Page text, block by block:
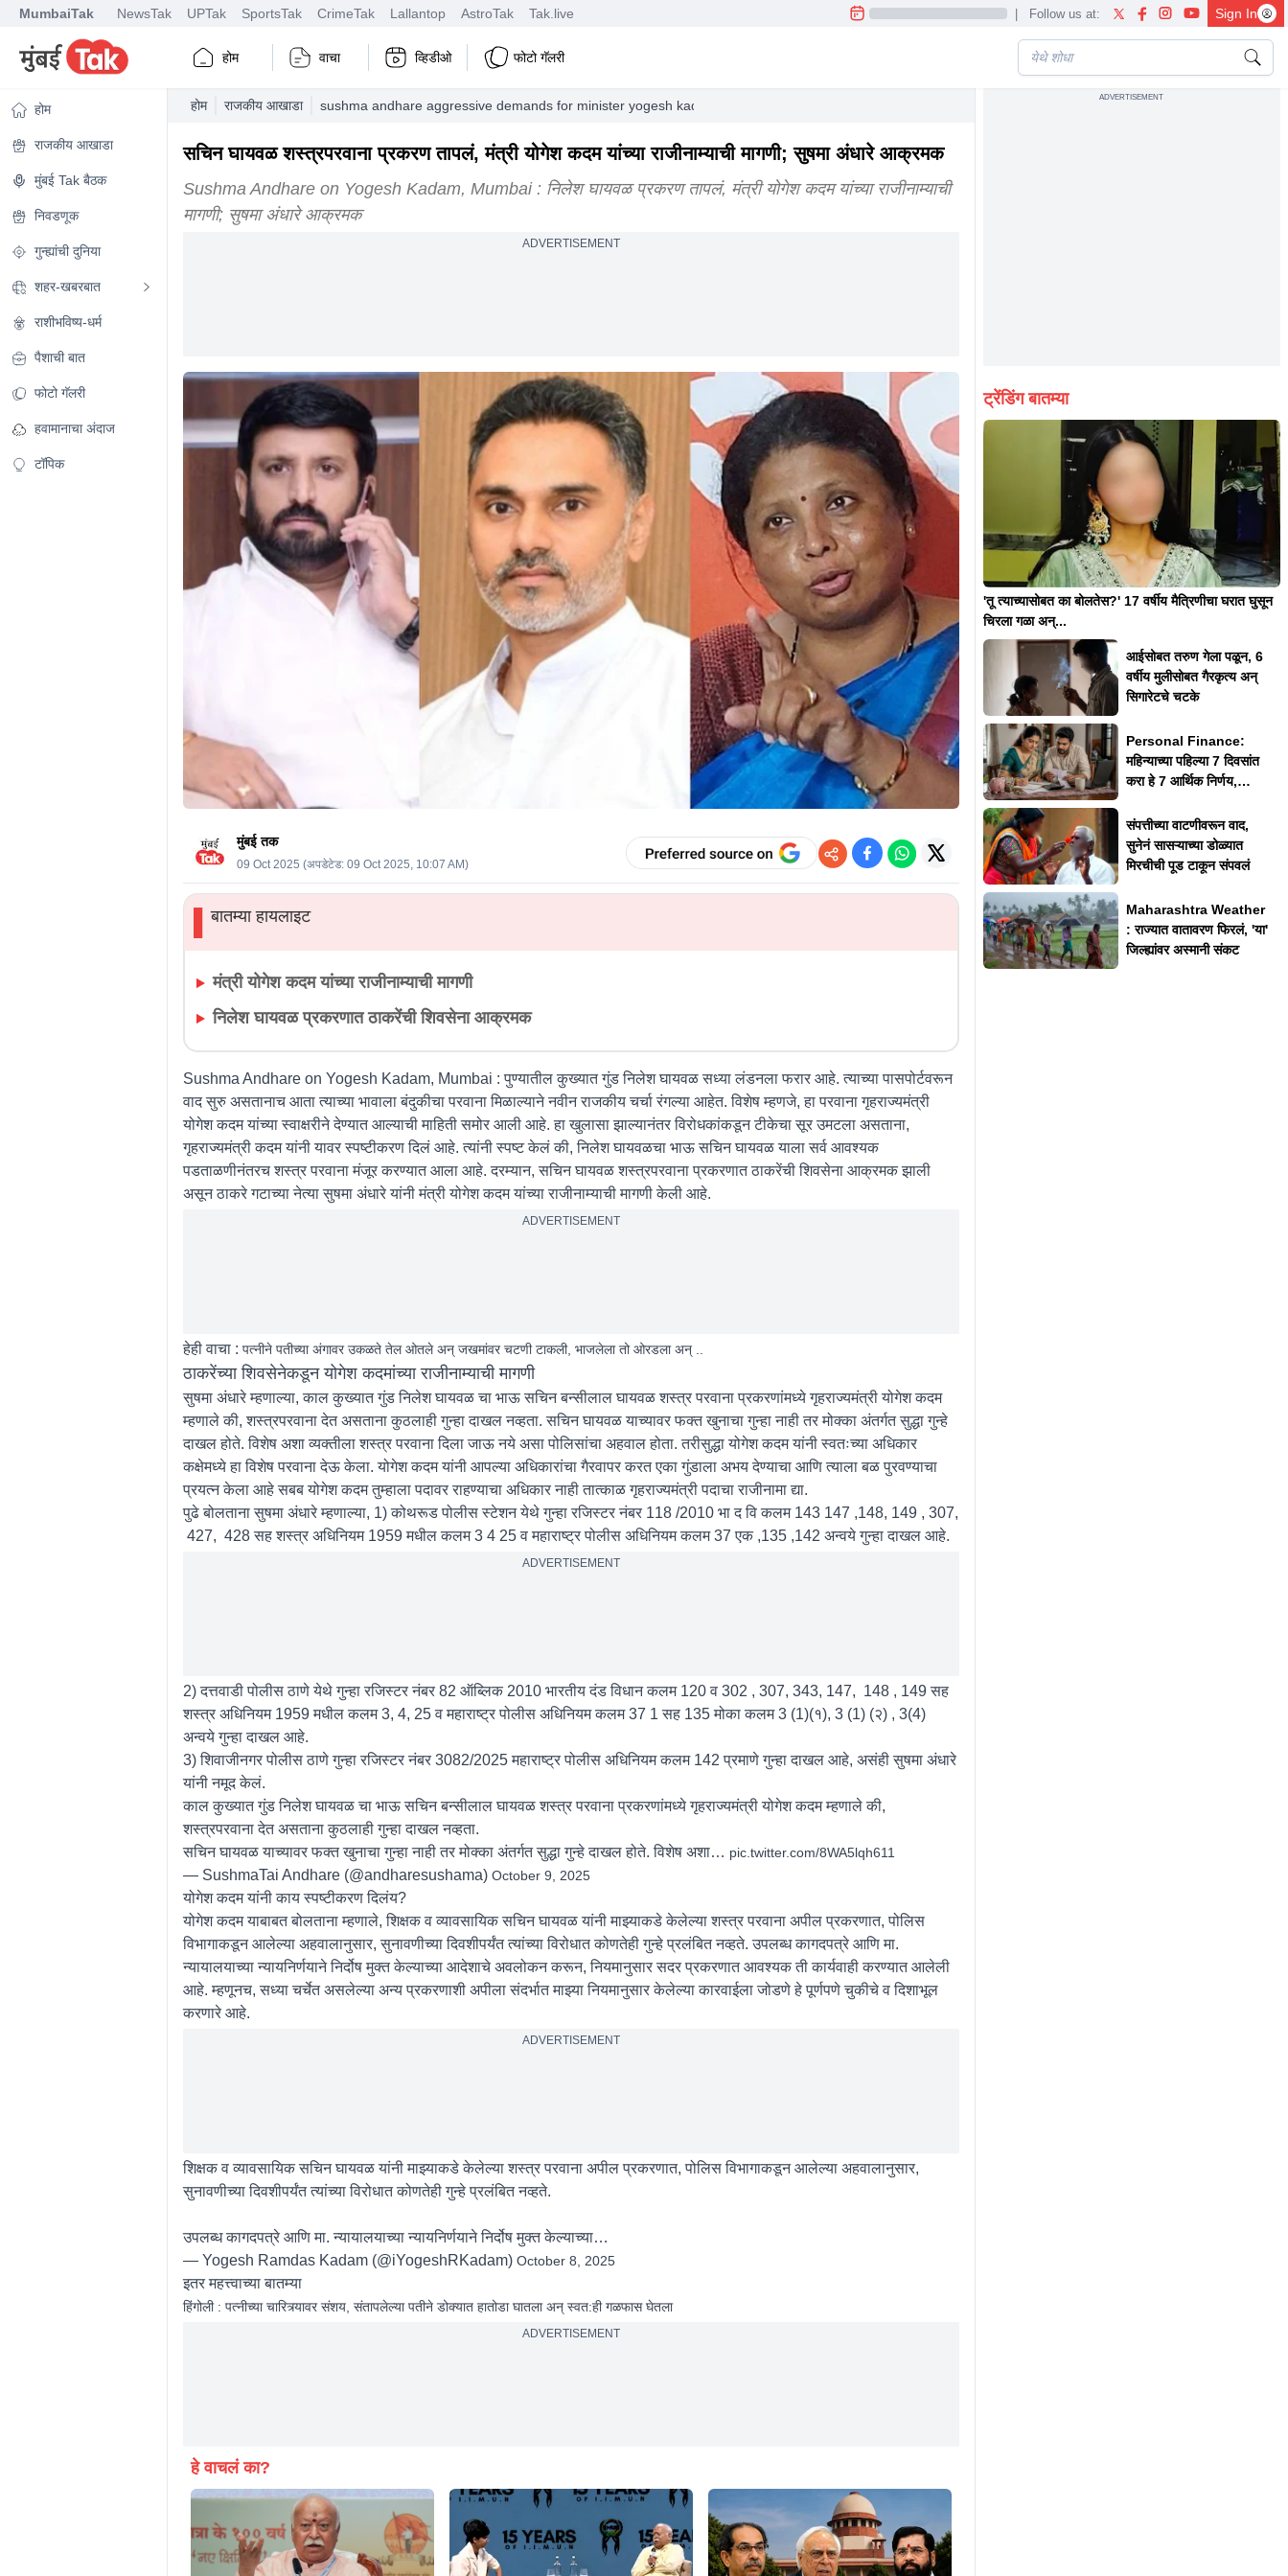
MumbaiTak NewsTak UPTak SportsTak CrimeTak Lallantop AstroTak Tak.live | Follow us at: Sign In
होम वाचा व्हिडीओ फोटो गॅलरी
होम
राजकीय आखाडा
मुंबई Tak बैठक
निवडणूक
गुन्ह्यांची दुनिया
शहर-खबरबात
राशीभविष्य-धर्म
पैशाची बात
फोटो गॅलरी
हवामानाचा अंदाज
टॉपिक
होम राजकीय आखाडा sushma andhare aggressive demands for minister yogesh kadam resignation due to nilesh ghaywal case maharashtra politics marathi news
सचिन घायवळ शस्त्रपरवाना प्रकरण तापलं, मंत्री योगेश कदम यांच्या राजीनाम्याची मागणी; सुषमा अंधारे आक्रमक
Sushma Andhare on Yogesh Kadam, Mumbai : निलेश घायवळ प्रकरण तापलं, मंत्री योगेश कदम यांच्या राजीनाम्याची
मागणी; सुषमा अंधारे आक्रमक
ADVERTISEMENT
मुंबई तक
09 Oct 2025 (अपडेटेड: 09 Oct 2025, 10:07 AM)
▌बातम्या हायलाइट
मंत्री योगेश कदम यांच्या राजीनाम्याची मागणी
निलेश घायवळ प्रकरणात ठाकरेंची शिवसेना आक्रमक
Sushma Andhare on Yogesh Kadam, Mumbai : पुण्यातील कुख्यात गुंड निलेश घायवळ सध्या लंडनला फरार आहे. त्याच्या पासपोर्टवरून
वाद सुरु असतानाच आता त्याच्या भावाला बंदुकीचा परवाना मिळाल्याने नवीन राजकीय चर्चा रंगल्या आहेत. विशेष म्हणजे, हा परवाना गृहराज्यमंत्री
योगेश कदम यांच्या स्वाक्षरीने देण्यात आल्याची माहिती समोर आली आहे. हा खुलासा झाल्यानंतर विरोधकांकडून टीकेचा सूर उमटला असताना,
गृहराज्यमंत्री कदम यांनी यावर स्पष्टीकरण दिलं आहे. त्यांनी स्पष्ट केलं की, निलेश घायवळचा भाऊ सचिन घायवळ याला सर्व आवश्यक
पडताळणीनंतरच शस्त्र परवाना मंजूर करण्यात आला आहे. दरम्यान, सचिन घायवळ शस्त्रपरवाना प्रकरणात ठाकरेंची शिवसेना आक्रमक झाली
असून ठाकरे गटाच्या नेत्या सुषमा अंधारे यांनी मंत्री योगेश कदम यांच्या राजीनाम्याची मागणी केली आहे.
ADVERTISEMENT
हेही वाचा : पत्नीने पतीच्या अंगावर उकळते तेल ओतले अन् जखमांवर चटणी टाकली, भाजलेला तो ओरडला अन् ..
ठाकरेंच्या शिवसेनेकडून योगेश कदमांच्या राजीनाम्याची मागणी
सुषमा अंधारे म्हणाल्या, काल कुख्यात गुंड निलेश घायवळ चा भाऊ सचिन बन्सीलाल घायवळ शस्त्र परवाना प्रकरणांमध्ये गृहराज्यमंत्री योगेश कदम
म्हणाले की, शस्त्रपरवाना देत असताना कुठलाही गुन्हा दाखल नव्हता. सचिन घायवळ याच्यावर फक्त खुनाचा गुन्हा नाही तर मोक्का अंतर्गत सुद्धा गुन्हे
दाखल होते. विशेष अशा व्यक्तीला शस्त्र परवाना दिला जाऊ नये असा पोलिसांचा अहवाल होता. तरीसुद्धा योगेश कदम यांनी स्वतःच्या अधिकार
कक्षेमध्ये हा विशेष परवाना देऊ केला. योगेश कदम यांनी आपल्या अधिकारांचा गैरवापर करत एका गुंडाला अभय देण्याचा आणि त्याला बळ पुरवण्याचा
प्रयत्न केला आहे सबब योगेश कदम तुम्हाला पदावर राहण्याचा अधिकार नाही तात्काळ गृहराज्यमंत्री पदाचा राजीनामा द्या.
पुढे बोलताना सुषमा अंधारे म्हणाल्या, 1) कोथरूड पोलीस स्टेशन येथे गुन्हा रजिस्टर नंबर 118 /2010 भा द वि कलम 143 147 ,148, 149 , 307,
427, 428 सह शस्त्र अधिनियम 1959 मधील कलम 3 4 25 व महाराष्ट्र पोलीस अधिनियम कलम 37 एक ,135 ,142 अन्वये गुन्हा दाखल आहे.
ADVERTISEMENT
2) दत्तवाडी पोलीस ठाणे येथे गुन्हा रजिस्टर नंबर 82 ऑब्लिक 2010 भारतीय दंड विधान कलम 120 व 302 , 307, 343, 147, 148 , 149 सह
शस्त्र अधिनियम 1959 मधील कलम 3, 4, 25 व महाराष्ट्र पोलीस अधिनियम कलम 37 1 सह 135 मोका कलम 3 (1)(१), 3 (1) (२) , 3(4)
अन्वये गुन्हा दाखल आहे.
3) शिवाजीनगर पोलीस ठाणे गुन्हा रजिस्टर नंबर 3082/2025 महाराष्ट्र पोलीस अधिनियम कलम 142 प्रमाणे गुन्हा दाखल आहे, असंही सुषमा अंधारे
यांनी नमूद केलं.
काल कुख्यात गुंड निलेश घायवळ चा भाऊ सचिन बन्सीलाल घायवळ शस्त्र परवाना प्रकरणांमध्ये गृहराज्यमंत्री योगेश कदम म्हणाले की,
शस्त्रपरवाना देत असताना कुठलाही गुन्हा दाखल नव्हता.
सचिन घायवळ याच्यावर फक्त खुनाचा गुन्हा नाही तर मोक्का अंतर्गत सुद्धा गुन्हे दाखल होते. विशेष अशा… pic.twitter.com/8WA5lqh611
— SushmaTai Andhare (@andharesushama) October 9, 2025
योगेश कदम यांनी काय स्पष्टीकरण दिलंय?
योगेश कदम याबाबत बोलताना म्हणाले, शिक्षक व व्यावसायिक सचिन घायवळ यांनी माझ्याकडे केलेल्या शस्त्र परवाना अपील प्रकरणात, पोलिस
विभागाकडून आलेल्या अहवालानुसार, सुनावणीच्या दिवशीपर्यंत त्यांच्या विरोधात कोणतेही गुन्हे प्रलंबित नव्हते. उपलब्ध कागदपत्रे आणि मा.
न्यायालयाच्या न्यायनिर्णयाने निर्दोष मुक्त केल्याच्या आदेशाचे अवलोकन करून, नियमानुसार सदर प्रकरणात आवश्यक ती कार्यवाही करण्यात आलेली
आहे. म्हणूनच, सध्या चर्चेत असलेल्या अन्य प्रकरणाशी अपीला संदर्भात माझ्या नियमानुसार केलेल्या कारवाईला जोडणे हे पूर्णपणे चुकीचे व दिशाभूल
करणारे आहे.
ADVERTISEMENT
शिक्षक व व्यावसायिक सचिन घायवळ यांनी माझ्याकडे केलेल्या शस्त्र परवाना अपील प्रकरणात, पोलिस विभागाकडून आलेल्या अहवालानुसार,
सुनावणीच्या दिवशीपर्यंत त्यांच्या विरोधात कोणतेही गुन्हे प्रलंबित नव्हते.
उपलब्ध कागदपत्रे आणि मा. न्यायालयाच्या न्यायनिर्णयाने निर्दोष मुक्त केल्याच्या…
— Yogesh Ramdas Kadam (@iYogeshRKadam) October 8, 2025
इतर महत्त्वाच्या बातम्या
हिंगोली : पत्नीच्या चारित्र्यावर संशय, संतापलेल्या पतीने डोक्यात हातोडा घातला अन् स्वत:ही गळफास घेतला
ADVERTISEMENT
हे वाचलं का?
ADVERTISEMENT
ट्रेंडिंग बातम्या
'तू त्याच्यासोबत का बोलतेस?' 17 वर्षीय मैत्रिणीचा घरात घुसून
चिरला गळा अन्...
आईसोबत तरुण गेला पळून, 6
वर्षीय मुलीसोबत गैरकृत्य अन्
सिगारेटचे चटके
Personal Finance:
महिन्याच्या पहिल्या 7 दिवसांत
करा हे 7 आर्थिक निर्णय,
संपत्तीच्या वाटणीवरून वाद,
सुनेनं सासऱ्याच्या डोळ्यात
मिरचीची पूड टाकून संपवलं
Maharashtra Weather
: राज्यात वातावरण फिरलं, 'या'
जिल्ह्यांवर अस्मानी संकट